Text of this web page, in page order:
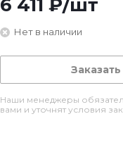
6 411 ₽/шт
Нет в наличии
Заказать
Наши менеджеры
вами и уточнят условия